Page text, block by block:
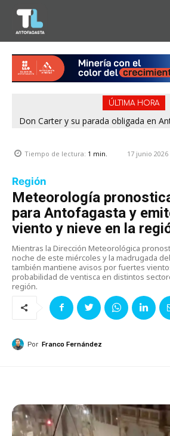
ÚLTIMA HORA
Don Carter y su parada obligada en
Tiempo de lectura: 1 min. 17 junio 2026
Región
Meteorología
para Antofagasta y
viento y nieve en la
Mientras la Dirección Meteorológica
noche de este miércoles y la madrugada
también mantiene avisos por fuertes
probabilidad de ventisca en distintos
región.
Por Franco Fernández